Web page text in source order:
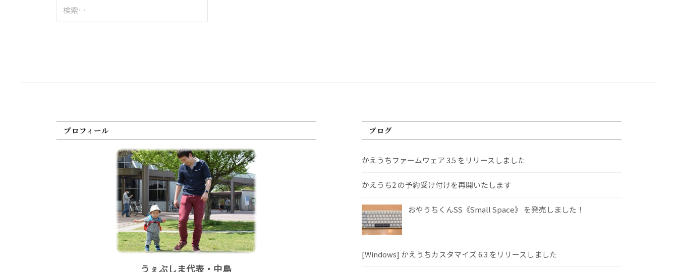
索:
プロフィール
うぇぶしま代表・中島
ブログ
かえうちファームウェア 3.5 をリリースしました
かえうち2 の予約受け付けを再開いたします
おやうちくんSS《Small Space》 を発売しました！
[Windows] かえうちカスタマイズ 6.3 をリリースしました